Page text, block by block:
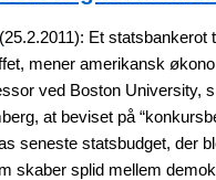
(25.2.2011): Et statsbankerot
mener amerikansk
ved Boston University,
at beviset på
seneste statsbudget, der
skaber splid mellem